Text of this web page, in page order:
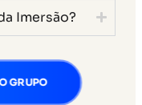
Imersão?
GRUPO